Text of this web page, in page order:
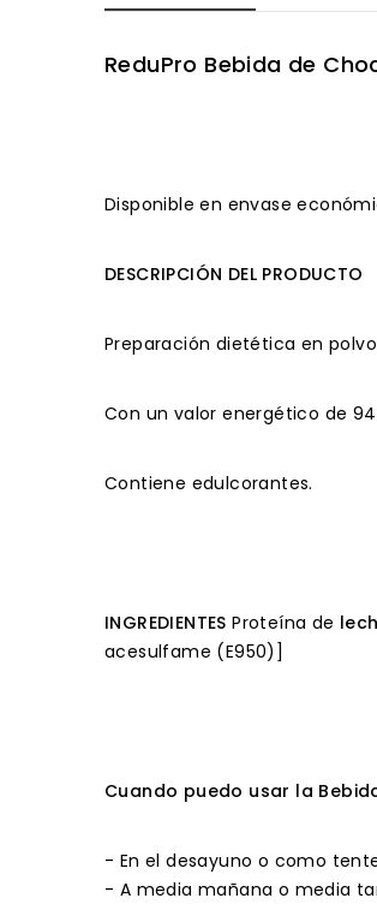
ReduPro Bebida de
Disponible en envase
DESCRIPCIÓN DEL PRODUCTO
Preparación dietética en
Con un valor energético de
Contiene edulcorantes.
INGREDIENTES Proteína de
acesulfame (E950)]
Cuando puedo usar la
- En el desayuno o como
- A media mañana o media